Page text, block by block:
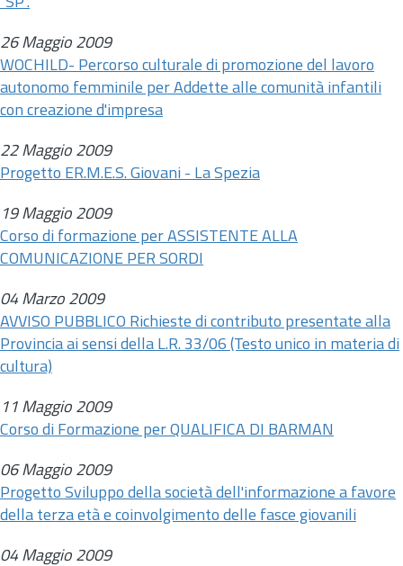
26 Maggio 2009
WOCHILD- Percorso culturale di promozione del lavoro
autonomo femminile per Addette alle comunità infantili
con creazione d'impresa
22 Maggio 2009
Progetto ER.M.E.S. Giovani - La Spezia
19 Maggio 2009
Corso di formazione per ASSISTENTE ALLA
COMUNICAZIONE PER SORDI
04 Marzo 2009
AVVISO PUBBLICO Richieste di contributo presentate alla
Provincia ai sensi della L.R. 33/06 (Testo unico in materia di
cultura)
11 Maggio 2009
Corso di Formazione per QUALIFICA DI BARMAN
06 Maggio 2009
Progetto Sviluppo della società dell'informazione a favore
della terza età e coinvolgimento delle fasce giovanili
04 Maggio 2009